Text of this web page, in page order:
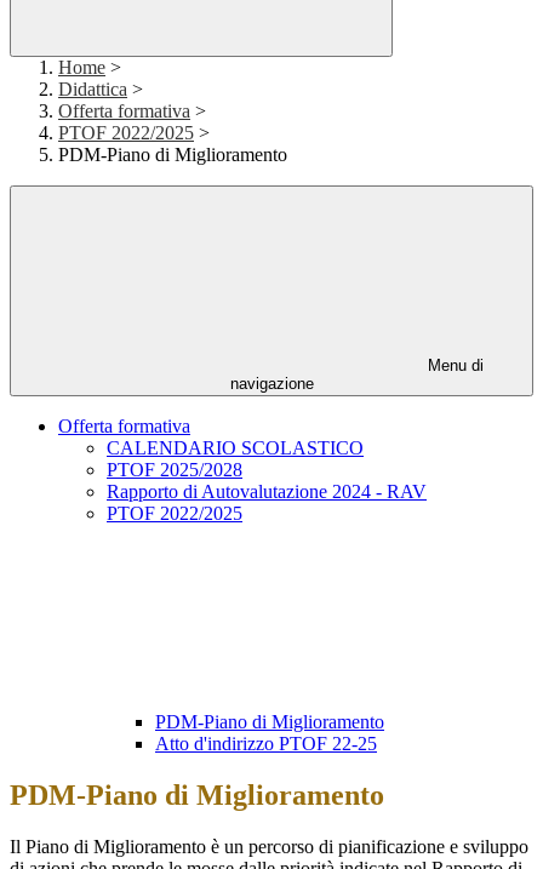
Home >
Didattica >
Offerta formativa >
PTOF 2022/2025 >
PDM-Piano di Miglioramento
Menu di
navigazione
Offerta formativa
CALENDARIO SCOLASTICO
PTOF 2025/2028
Rapporto di Autovalutazione 2024 - RAV
PTOF 2022/2025
PDM-Piano di Miglioramento
Atto d'indirizzo PTOF 22-25
PDM-Piano di Miglioramento
Il Piano di Miglioramento è un percorso di pianificazione e sviluppo